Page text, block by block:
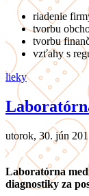
riadenie
tvorbu
tvorbu
vzťahy s
lieky
utorok, 30. jún
Laboratórna
diagnostiky za